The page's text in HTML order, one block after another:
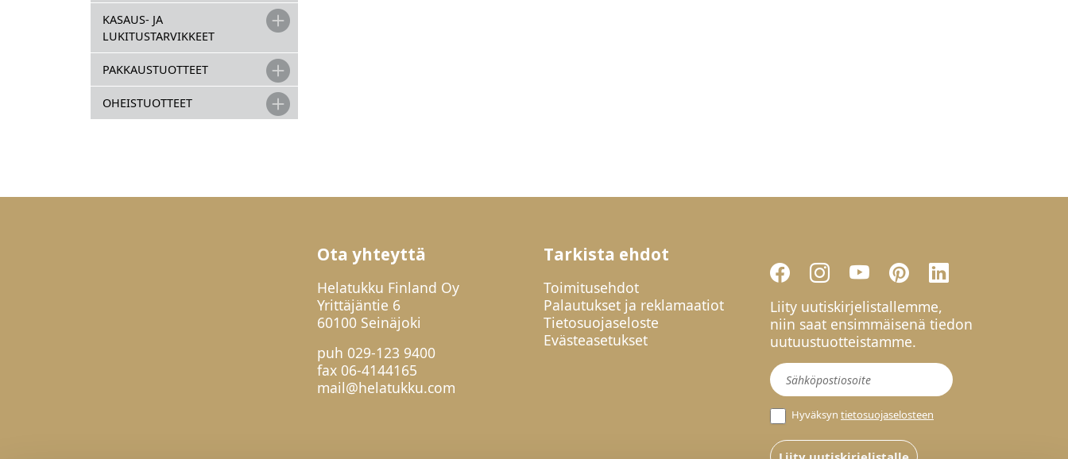
KASAUS- JA
LUKITUSTARVIKKEET
PAKKAUSTUOTTEET
OHEISTUOTTEET
Ota yhteyttä
Helatukku Finland Oy
Yrittäjäntie 6
60100 Seinäjoki
puh 029-123 9400
fax 06-4144165
mail@helatukku.com
Tarkista ehdot
Toimitusehdot
Palautukset ja reklamaatiot
Tietosuojaseloste
Evästeasetukset
Liity uutiskirjelistallemme,
niin saat ensimmäisenä tiedon
uutuustuotteistamme.
Uutiskirje
Hyväksyn tietosuojaselosteen